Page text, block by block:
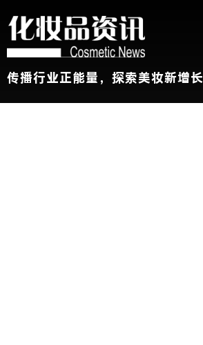
传播行业正能量，探索美妆新增长